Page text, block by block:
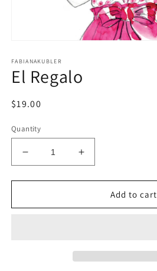
1
in
modal
FABIANAKUBLER
El Regalo
Regular
$19.00
Quantity
Decrease
quantity
for
Regalo
Increase
quantity
for
Regalo
Add to cart